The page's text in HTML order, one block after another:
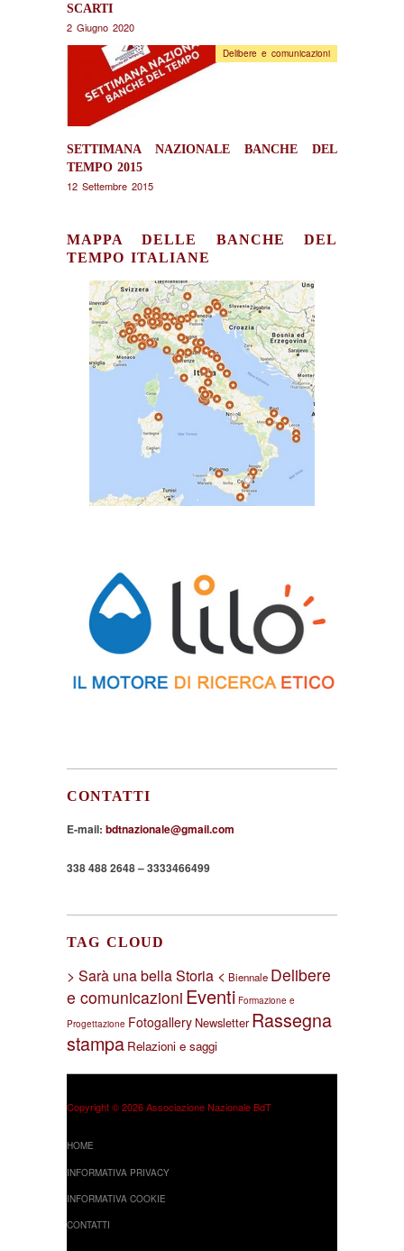
SCARTI
2 Giugno 2020
SETTIMANA NAZIONALE BANCHE DEL
TEMPO 2015
12 Settembre 2015
Delibere e comunicazioni
MAPPA DELLE BANCHE DEL
TEMPO ITALIANE
CONTATTI
E-mail: bdtnazionale@gmail.com
338 488 2648 – 3333466499
TAG CLOUD
> Sarà una bella Storia < Biennale Delibere
e comunicazioni Eventi Formazione e
Progettazione Fotogallery Newsletter Rassegna
stampa Relazioni e saggi
Copyright © 2026 Associazione Nazionale BdT
HOME
INFORMATIVA PRIVACY
INFORMATIVA COOKIE
CONTATTI